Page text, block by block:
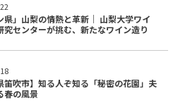
県」山梨の情熱と革新｜ 山梨大学ワイ
究センターが挑む、新たなワイン造り
笛吹市】知る人ぞ知る「秘密の花園」夫
春の風景